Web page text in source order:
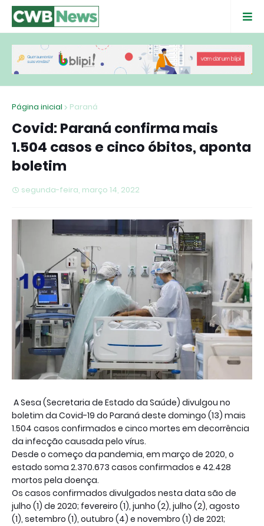
Página inicial Paraná
Covid: Paraná confirma mais
1.504 casos e cinco óbitos, aponta
boletim
segunda-feira, março 14, 2022
A Sesa (Secretaria de Estado da Saúde) divulgou no
boletim da Covid-19 do Paraná deste domingo (13) mais
1.504 casos confirmados e cinco mortes em decorrência
da infecção causada pelo vírus.
Desde o começo da pandemia, em março de 2020, o
estado soma 2.370.673 casos confirmados e 42.428
mortos pela doença.
Os casos confirmados divulgados nesta data são de
julho (1) de 2020; fevereiro (1), junho (2), julho (2), agosto
(1), setembro (1), outubro (4) e novembro (1) de 2021;